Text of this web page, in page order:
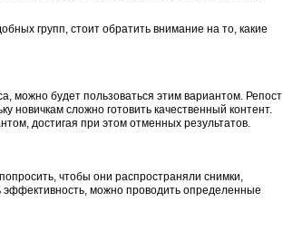
групп, стоит обратить внимание на то, какие
можно будет пользоваться этим вариантом. Репост
новичкам сложно готовить качественный контент.
достигая при этом отменных результатов.
чтобы они распространяли снимки,
можно проводить определенные